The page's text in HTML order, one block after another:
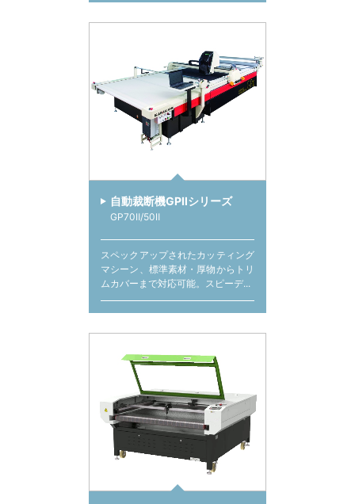
自動裁断機GPⅡシリーズ
GP70Ⅱ/50Ⅱ
スペックアップされたカッティング
マシーン、標準素材・厚物からトリ
ムカバーまで対応可能。スピーデ...